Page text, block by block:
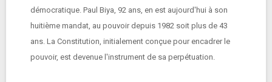
démocratique. Paul Biya, 92 ans, en est aujourd'hui à son
huitième mandat, au pouvoir depuis 1982 soit plus de 43
ans. La Constitution, initialement conçue pour encadrer le
pouvoir, est devenue l'instrument de sa perpétuation.